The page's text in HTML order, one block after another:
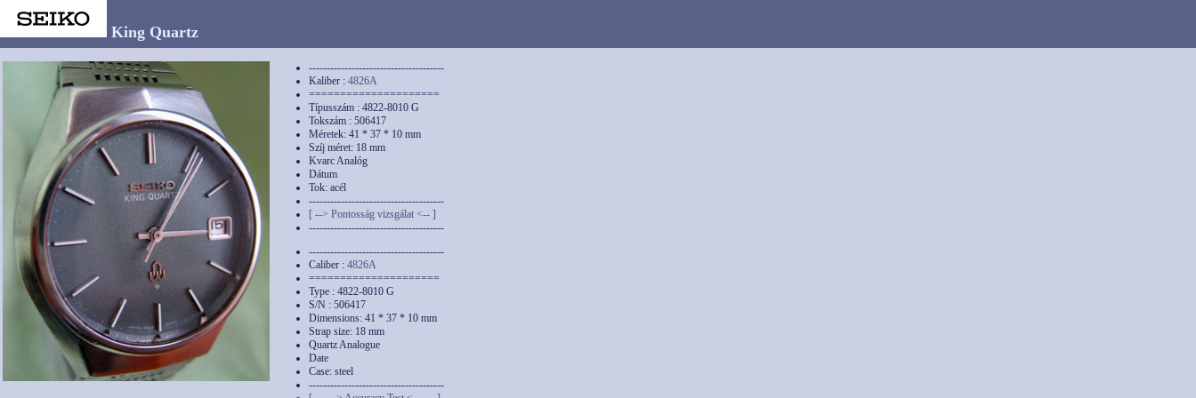
King Quartz
--------------------------------------
Kaliber : 4826A
=====================
Típusszám : 4822-8010 G
Tokszám : 506417
Méretek: 41 * 37 * 10 mm
Szíj méret: 18 mm
Kvarc Analóg
Dátum
Tok: acél
--------------------------------------
[ --> Pontosság vizsgálat <-- ]
--------------------------------------
--------------------------------------
Caliber : 4826A
=====================
Type : 4822-8010 G
S/N : 506417
Dimensions: 41 * 37 * 10 mm
Strap size: 18 mm
Quartz Analogue
Date
Case: steel
--------------------------------------